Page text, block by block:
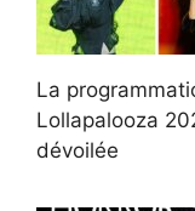
La
Lollapalooza
dévoilée